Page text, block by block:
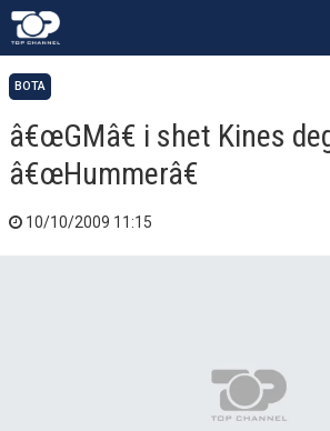
BOTA
â€œGMâ€ i shet Kines
â€œHummerâ€
10/10/2009 11:15